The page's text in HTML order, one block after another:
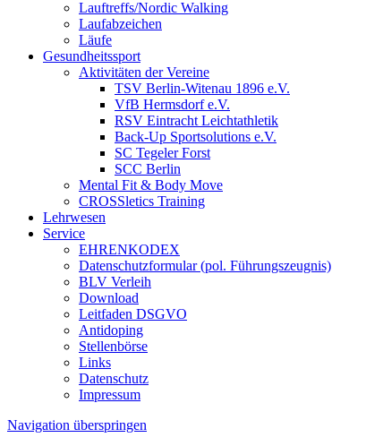
Lauftreffs/Nordic Walking
Laufabzeichen
Läufe
Gesundheitssport
Aktivitäten der Vereine
TSV Berlin-Witenau 1896 e.V.
VfB Hermsdorf e.V.
RSV Eintracht Leichtathletik
Back-Up Sportsolutions e.V.
SC Tegeler Forst
SCC Berlin
Mental Fit & Body Move
CROSSletics Training
Lehrwesen
Service
EHRENKODEX
Datenschutzformular (pol. Führungszeugnis)
BLV Verleih
Download
Leitfaden DSGVO
Antidoping
Stellenbörse
Links
Datenschutz
Impressum
Navigation überspringen